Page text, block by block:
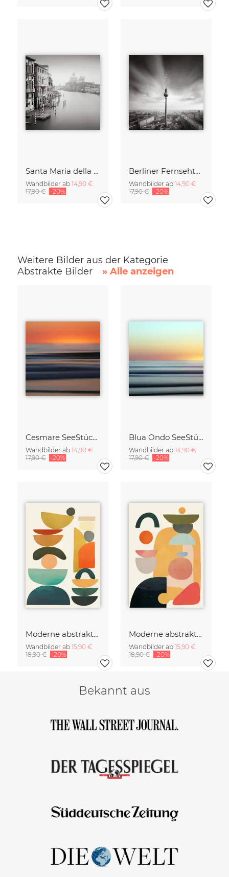
Santa Maria della Salute
Wandbilder ab 14,90 €
17,90 € -20%
Berliner Fernsehturm
Wandbilder ab 14,90 €
17,90 € -20%
Weitere Bilder aus der Kategorie
Abstrakte Bilder
» Alle anzeigen
Cesmare SeeStück No.09
Wandbilder ab 14,90 €
17,90 € -20%
Blua Ondo SeeStück No.14
Wandbilder ab 14,90 €
17,90 € -20%
Moderne abstrakte Kunst
Wandbilder ab 15,90 €
18,90 € -20%
Moderne abstrakte Kunst
Wandbilder ab 15,90 €
18,90 € -20%
Bekannt aus